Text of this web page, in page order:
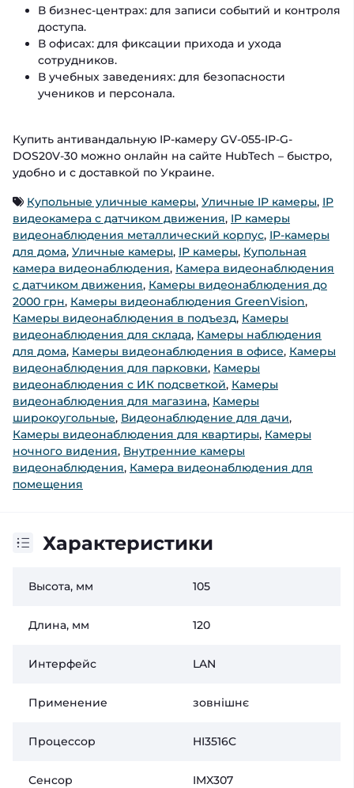
В бизнес-центрах: для записи событий и контроля
доступа.
В офисах: для фиксации прихода и ухода
сотрудников.
В учебных заведениях: для безопасности
учеников и персонала.
Купить антивандальную IP-камеру GV-055-IP-G-
DOS20V-30 можно онлайн на сайте HubTech – быстро,
удобно и с доставкой по Украине.
Купольные уличные камеры, Уличные IP камеры, IP
видеокамера с датчиком движения, IP камеры
видеонаблюдения металлический корпус, IP-камеры
для дома, Уличные камеры, IP камеры, Купольная
камера видеонаблюдения, Камера видеонаблюдения
с датчиком движения, Камеры видеонаблюдения до
2000 грн, Камеры видеонаблюдения GreenVision,
Камеры видеонаблюдения в подъезд, Камеры
видеонаблюдения для склада, Камеры наблюдения
для дома, Камеры видеонаблюдения в офисе, Камеры
видеонаблюдения для парковки, Камеры
видеонаблюдения с ИК подсветкой, Камеры
видеонаблюдения для магазина, Камеры
широкоугольные, Видеонаблюдение для дачи,
Камеры видеонаблюдения для квартиры, Камеры
ночного видения, Внутренние камеры
видеонаблюдения, Камера видеонаблюдения для
помещения
Характеристики
Высота, мм 105
Длина, мм 120
Интерфейс LAN
Применение зовнішнє
Процессор HI3516C
Сенсор IMX307